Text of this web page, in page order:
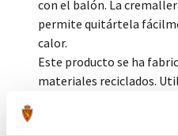
con el balón. La
permite quitártela
calor.
Este producto se ha
materiales reciclados.
dependencia de los